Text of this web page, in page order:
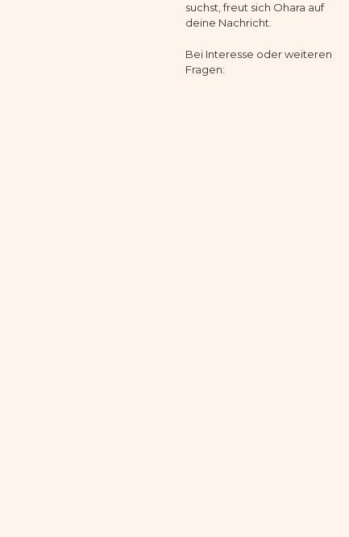
suchst, freut sich Ohara auf
deine Nachricht.
Bei Interesse oder weiteren
Fragen: